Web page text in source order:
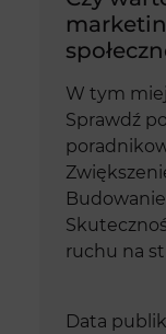
W tym
Sprawdź
ruchu na
Data